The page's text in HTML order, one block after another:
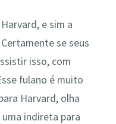
e sim a
se seus
isso, com
fulano é muito
Harvard, olha
indireta para